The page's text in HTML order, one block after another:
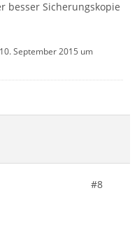
besser Sicherungskopie
10. September 2015 um
#8